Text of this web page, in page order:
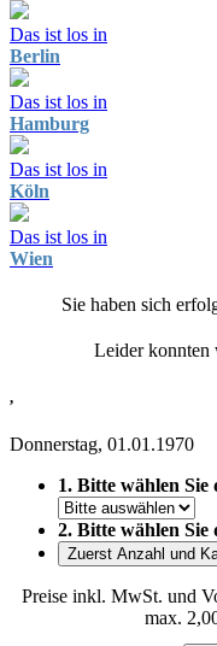
Das ist los in
Berlin
Das ist los in
Hamburg
Das ist los in
Köln
Das ist los in
Wien
Sie haben sich
Leider konnten
,
Donnerstag, 01.01.1970
1. Bitte wählen
2. Bitte wählen Sie
Zuerst Anzahl und
Preise inkl. MwSt. und
max.